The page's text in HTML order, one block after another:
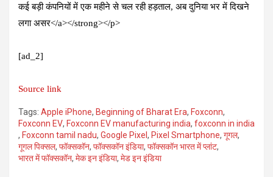
कई बड़ी कंपनियों में एक महीने से चल रही हड़ताल, अब दुनिया भर में दिखने
लगा असर</a></strong></p>
[ad_2]
Source link
Tags: Apple iPhone, Beginning of Bharat Era, Foxconn,
Foxconn EV, Foxconn EV manufacturing india, foxconn in india
, Foxconn tamil nadu, Google Pixel , Pixel Smartphone, गूगल,
गूगल पिक्सल, फॉक्सकॉन, फॉक्सकॉन इंडिया, फॉक्सकॉन भारत में प्लांट,
भारत में फॉक्सकॉन, मेक इन इंडिया, मेड इन इंडिया